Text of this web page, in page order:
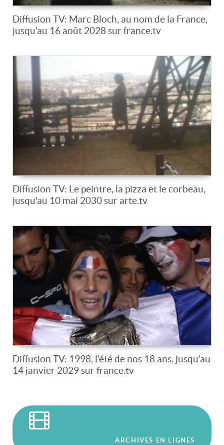
Diffusion TV: Marc Bloch, au nom de la France,
jusqu'au 16 août 2028 sur france.tv
Diffusion TV: Le peintre, la pizza et le corbeau,
jusqu'au 10 mai 2030 sur arte.tv
Diffusion TV: 1998, l'été de nos 18 ans, jusqu'au
14 janvier 2029 sur france.tv
ARCHIVES EN LIGNES